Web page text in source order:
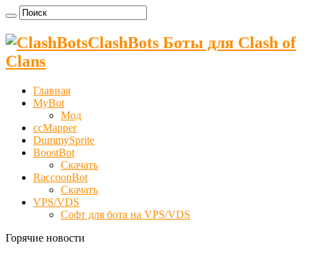
ClashBots Боты для Clash of
Clans
Главная
MyBot
Мод
ccMapper
DummySprite
BoostBot
Скачать
RaccoonBot
Скачать
VPS/VDS
Cофт для бота на VPS/VDS
Горячие новости